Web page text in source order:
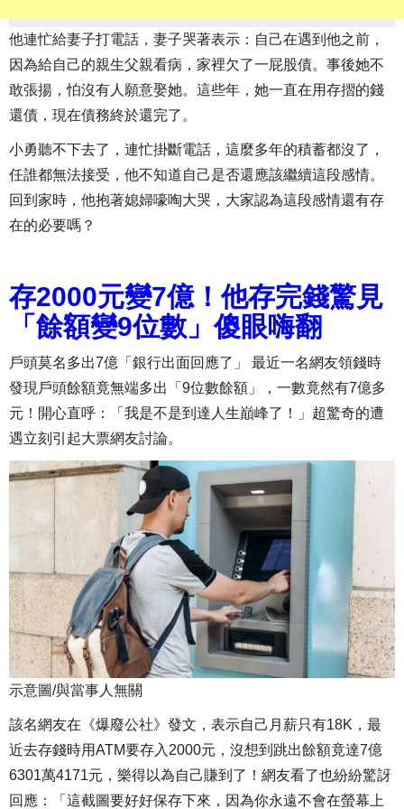
他連忙給妻子打電話，妻子哭著表示：自己在遇到他之前，
因為給自己的親生父親看病，家裡欠了一屁股債。事後她不
敢張揚，怕沒有人願意娶她。這些年，她一直在用存摺的錢
還債，現在債務終於還完了。
小勇聽不下去了，連忙掛斷電話，這麼多年的積蓄都沒了，
任誰都無法接受，他不知道自己是否還應該繼續這段感情。
回到家時，他抱著媳婦嚎啕大哭，大家認為這段感情還有存
在的必要嗎？
存2000元變7億！他存完錢驚見
「餘額變9位數」傻眼嗨翻
戶頭莫名多出7億「銀行出面回應了」 最近一名網友領錢時
發現戶頭餘額竟無端多出「9位數餘額」，一數竟然有7億多
元！開心直呼：「我是不是到達人生巔峰了！」超驚奇的遭
遇立刻引起大票網友討論。
示意圖/與當事人無關
該名網友在《爆廢公社》發文，表示自己月薪只有18K，最
近去存錢時用ATM要存入2000元，沒想到跳出餘額竟達7億
6301萬4171元，樂得以為自己賺到了！網友看了也紛紛驚訝
回應：「這截圖要好好保存下來，因為你永遠不會在螢幕上